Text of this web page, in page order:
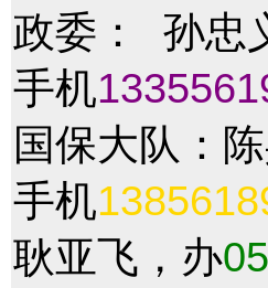
政委： 孙忠
手机
国保大队：
手机
耿亚飞，办